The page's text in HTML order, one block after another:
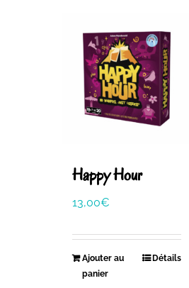
Happy Hour
13,00€
Ajouter au
panier
Détails